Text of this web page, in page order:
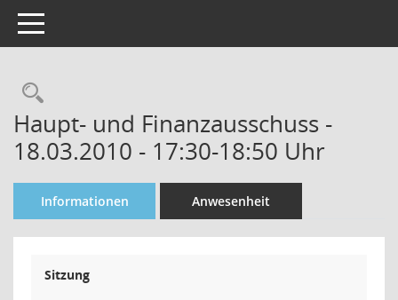
Toggle navigation
Rechercheauswahl
Haupt- und Finanzausschuss -
18.03.2010 - 17:30-18:50 Uhr
Informationen Anwesenheit
Sitzung